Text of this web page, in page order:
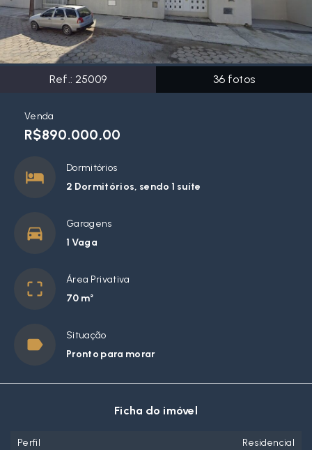
Ref.: 25009 36 fotos
Venda
R$890.000,00
Dormitórios
2 Dormitórios, sendo 1 suíte
Garagens
1 Vaga
Área Privativa
70 m²
Situação
Pronto para morar
Ficha do imóvel
Perfil
Residencial